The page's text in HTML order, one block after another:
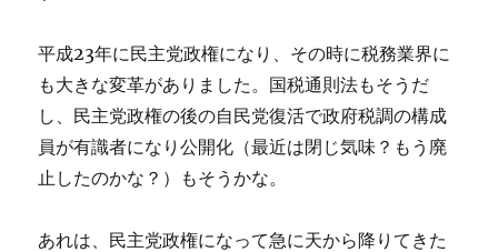
平成23年に民主党政権になり、その時に税務業界に
も大きな変革がありました。国税通則法もそうだ
し、民主党政権の後の自民党復活で政府税調の構成
員が有識者になり公開化（最近は閉じ気味？もう廃
止したのかな？）もそうかな。
あれは、民主党政権になって急に天から降りてきた